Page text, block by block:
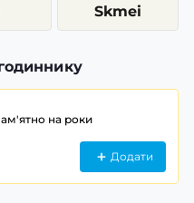
Skmei
на роки
Додати